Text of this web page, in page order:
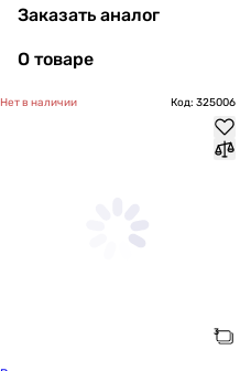
Заказать аналог
О товаре
Нет в наличии Код: 325006